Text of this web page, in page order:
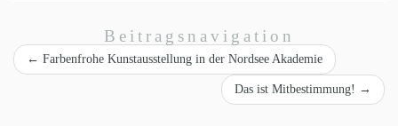
Beitragsnavigation
← Farbenfrohe Kunstausstellung in der Nordsee Akademie
Das ist Mitbestimmung! →